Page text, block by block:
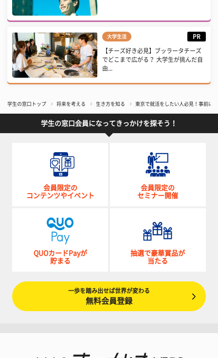
大学生活 PR
【チーズ好き必見】ブッラータチーズ
でどこまで広がる？ 大学生が挑んだ自
由...
学生の窓口トップ 将来を考える 生き方を知る 東京で就活をしたい人必見！事前に
学生の窓口会員になってきっかけを探そう！
会員限定の
コンテンツやイベント
会員限定の
セミナー開催
QUOカードPayが
貯まる
抽選で豪華賞品が
当たる
一歩を踏み出せば世界が変わる
無料会員登録